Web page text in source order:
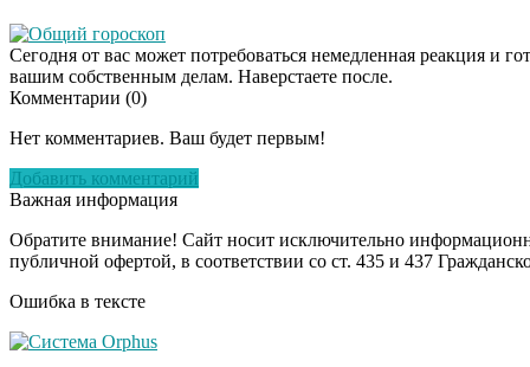
Общий гороскоп
Сегодня от вас может потребоваться немедленная реакция и
вашим собственным делам. Наверстаете после.
Комментарии (0)
Нет комментариев. Ваш будет первым!
Добавить комментарий
Важная информация
Обратите внимание! Сайт носит исключительно
публичной офертой, в соответствии со ст. 435 и 437
Ошибка в тексте